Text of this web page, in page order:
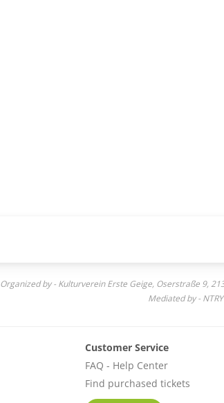
Organized by - Kulturverein Erste Geige, Oserstraße 9,
Mediated by -
Customer Service
FAQ - Help Center
Find purchased tickets